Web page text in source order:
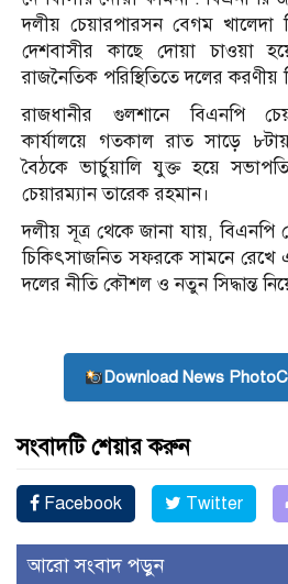
দলীয় চেয়ারপারসন বেগম খালেদা
দেশবাসীর কাছে দোয়া চাওয়া
রাজনৈতিক পরিস্থিতিতে দলের
রাজধানীর গুলশানে বিএনপি
কার্যালয়ে গতকাল রাত সাড়ে
বৈঠকে ভার্চুয়ালি যুক্ত হয়ে
চেয়ারম্যান তারেক রহমান।
দলীয় সূত্র থেকে জানা যায়, বিএনপি
চিকিৎসাজনিত সফরকে সামনে
দলের নীতি কৌশল ও নতুন সিদ্ধান্ত
Download News
সংবাদটি শেয়ার করুন
Facebook Twitter
আরো সংবাদ পড়ুন